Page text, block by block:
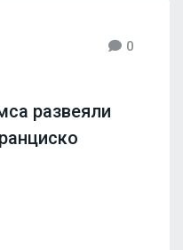
0
развеяли